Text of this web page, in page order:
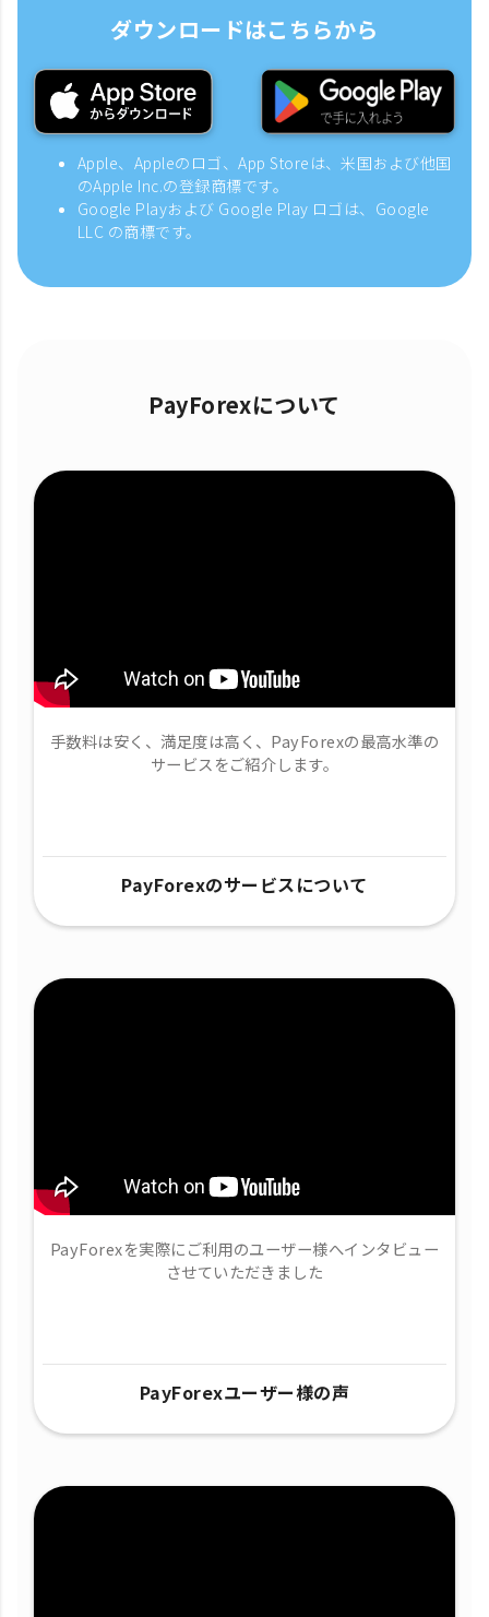
ダウンロードはこちらから
Apple、Appleのロゴ、App Storeは、米国および他国
のApple Inc.の登録商標です。
Google Playおよび Google Play ロゴは、Google
LLC の商標です。
PayForexについて
手数料は安く、満足度は高く、PayForexの最高水準の
サービスをご紹介します。
PayForexのサービスについて
PayForexを実際にご利用のユーザー様へインタビュー
させていただきました
PayForexユーザー様の声​